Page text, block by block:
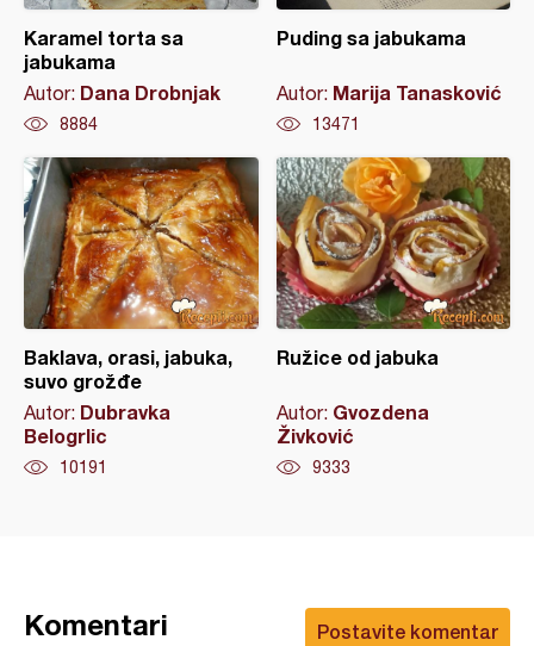
Karamel torta sa
jabukama
Autor: Dana Drobnjak
8884
Puding sa jabukama
Autor: Marija Tanasković
13471
Baklava, orasi, jabuka,
suvo grožđe
Autor: Dubravka
Belogrlic
10191
Ružice od jabuka
Autor: Gvozdena
Živković
9333
Postavite komentar
Komentari